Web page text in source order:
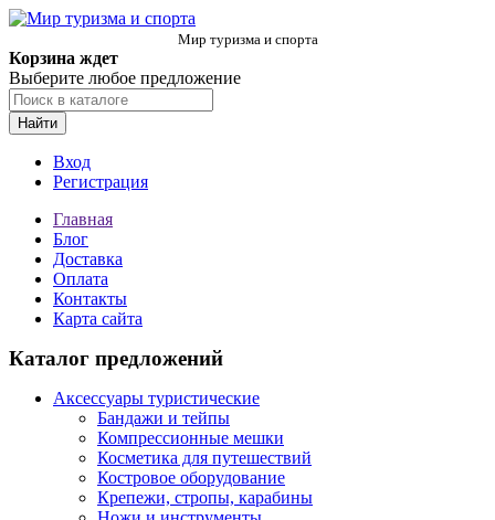
Мир туризма и спорта
Корзина ждет
Выберите любое предложение
Найти
Вход
Регистрация
Главная
Блог
Доставка
Оплата
Контакты
Карта сайта
Каталог предложений
Аксессуары туристические
Бандажи и тейпы
Компрессионные мешки
Косметика для путешествий
Костровое оборудование
Крепежи, стропы, карабины